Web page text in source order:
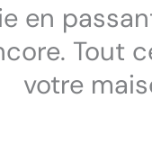
en
Tout
votre